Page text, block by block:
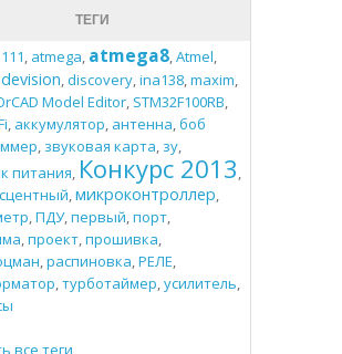
ТЕГИ
, atmega, atmega8,Atmel,
,discovery,ina138,maxim,
Model Editor, STM32F100RB,
, аккумулятор, антенна,боб
, звуковая карта, зу,
питания, Конкурс 2013,
,микроконтроллер,
,ПДУ,первый,порт,
,проект,прошивка,
,распиновка,РЕЛЕ,
,турботаймер,усилитель,